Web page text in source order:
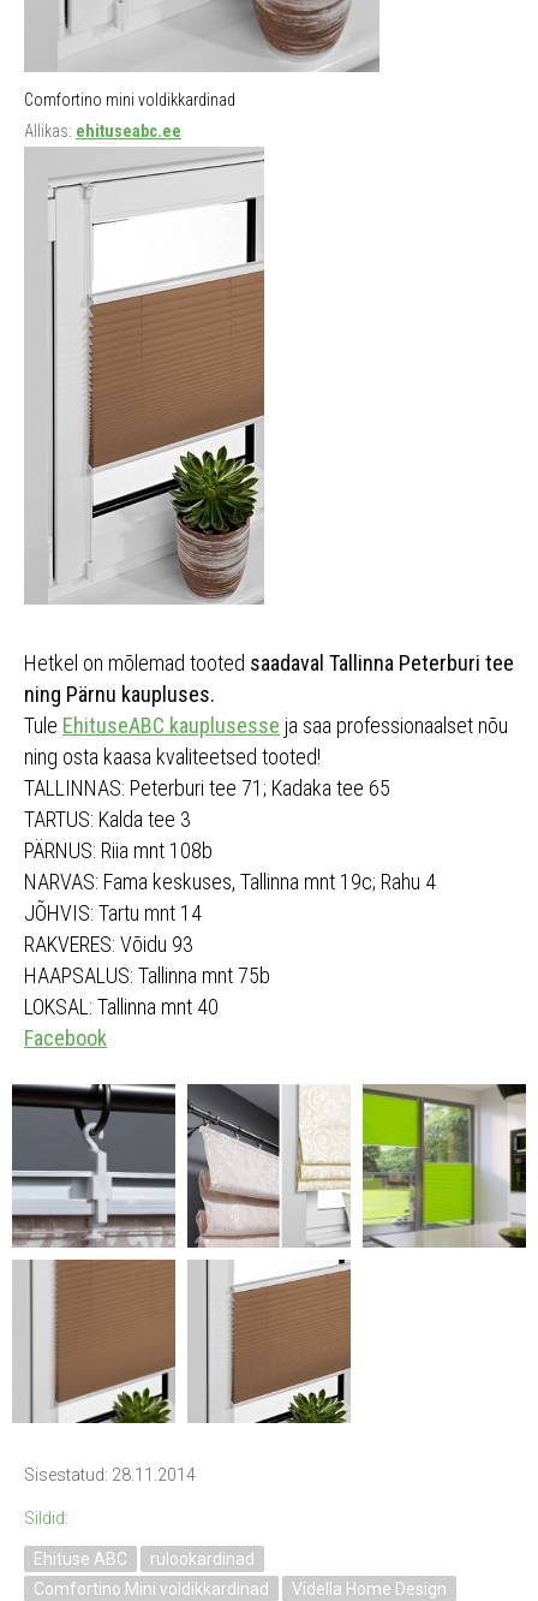
Comfortino mini voldikkardinad
Allikas: ehituseabc.ee
Hetkel on mõlemad tooted saadaval Tallinna Peterburi tee
ning Pärnu kaupluses.
Tule EhituseABC kauplusesse ja saa professionaalset nõu
ning osta kaasa kvaliteetsed tooted!
TALLINNAS: Peterburi tee 71; Kadaka tee 65
TARTUS: Kalda tee 3
PÄRNUS: Riia mnt 108b
NARVAS: Fama keskuses, Tallinna mnt 19c; Rahu 4
JÕHVIS: Tartu mnt 14
RAKVERES: Võidu 93
HAAPSALUS: Tallinna mnt 75b
LOKSAL: Tallinna mnt 40
Facebook
Sisestatud: 28.11.2014
Sildid:
Ehituse ABC
rulookardinad
Comfortino Mini voldikkardinad
Vidella Home Design